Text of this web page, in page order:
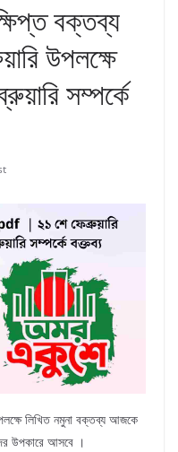
বক্তব্য
উপলক্ষে
সম্পর্কে
লিখিত নমুনা বক্তব্য আজকে
উপকারে আসবে ।